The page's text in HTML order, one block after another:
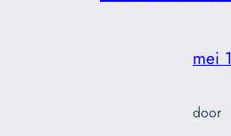
mei
door